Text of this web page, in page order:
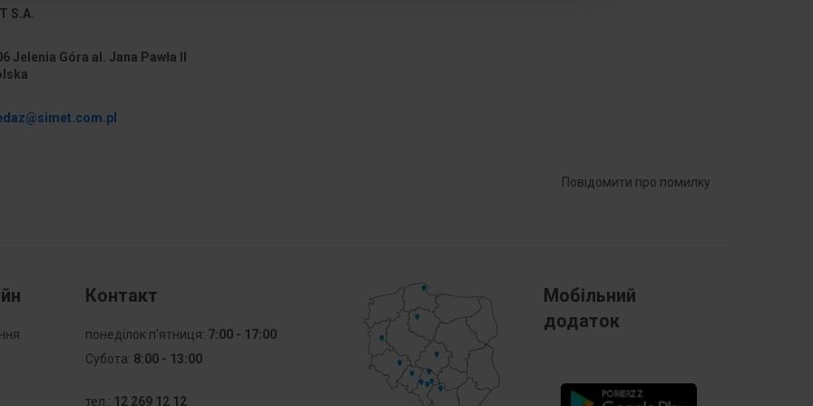
Wykonanie przeciwwybuchowe Ex-e -
Kolor Szary
S.A.
Jelenia Góra al. Jana Pawła II
Повідомити про помилку
Контакт
понеділок п'ятниця: 7:00 - 17:00
Субота: 8:00 - 13:00
тел.: 12 269 12 12
Мобільний
додаток